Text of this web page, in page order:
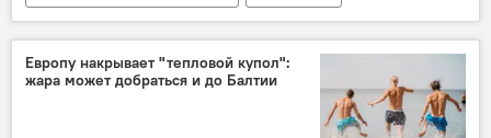
Эвика Силиня
правительство Латвии
Европу накрывает "тепловой купол":
жара может добраться и до Балтии